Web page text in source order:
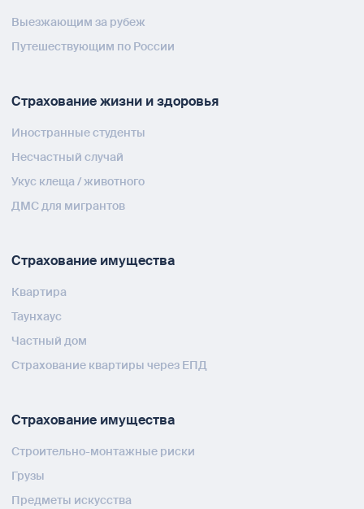
Выезжающим за рубеж
Путешествующим по России
Страхование жизни и здоровья
Иностранные студенты
Несчастный случай
Укус клеща / животного
ДМС для мигрантов
Страхование имущества
Квартира
Таунхаус
Частный дом
Страхование квартиры через ЕПД
Страхование имущества
Строительно-монтажные риски
Грузы
Предметы искусства